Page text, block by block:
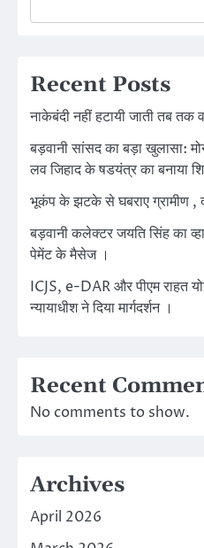
Recent Posts
नाकेबंदी नहीं हटायी जाती तब तक
बड़वानी सांसद का बड़ा खुलासा:
लव जिहाद के षडयंत्र का बनाया
भूकंप के झटके से घबराए ग्रामीण ,
बड़वानी कलेक्टर जयति सिंह का
पेमेंट के मैसेज ।
ICJS, e-DAR और पीएम राहत
न्यायाधीश ने दिया मार्गदर्शन ।
Recent
No comments to show.
Archives
April 2026